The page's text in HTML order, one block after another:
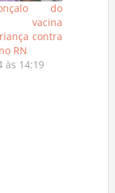
do
vacina
contra
RN
às 14:19